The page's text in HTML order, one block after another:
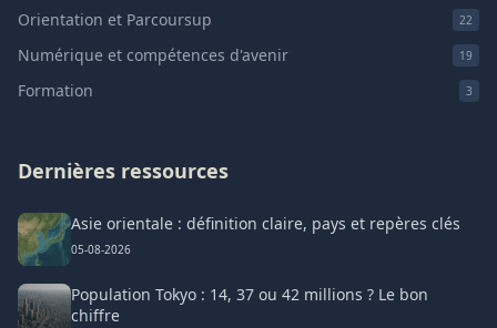
Orientation et Parcoursup 22
Numérique et compétences d'avenir 19
Formation 3
Dernières ressources
Asie orientale : définition claire, pays et repères clés
05-08-2026
Population Tokyo : 14, 37 ou 42 millions ? Le bon
chiffre